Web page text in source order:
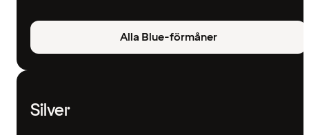
Alla Blue-förmåner
Silver